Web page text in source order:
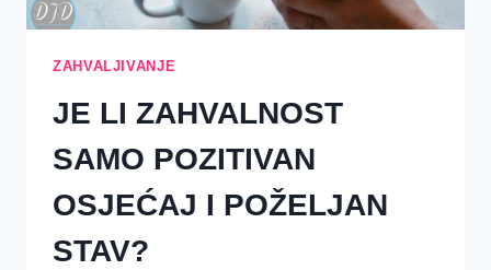
ZAHVALJIVANJE
JE LI ZAHVALNOST
SAMO POZITIVAN
OSJEĆAJ I POŽELJAN
STAV?